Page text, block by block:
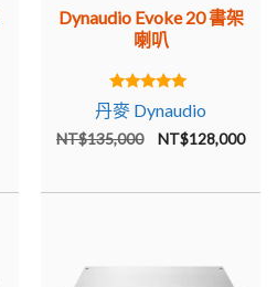
Dynaudio Evoke 20 書架
喇叭
5.00
out of 5
丹麥 Dynaudio
NT$135,000
原
價
NT$128,000目
價